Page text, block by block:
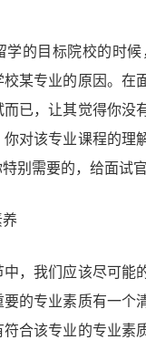
学的目标院校的时
某专业的原因。在
已，让其觉得你没
对该专业课程的理
别需要的，给面试
，我们应该尽可能
的专业素质有一
合该专业的专业素